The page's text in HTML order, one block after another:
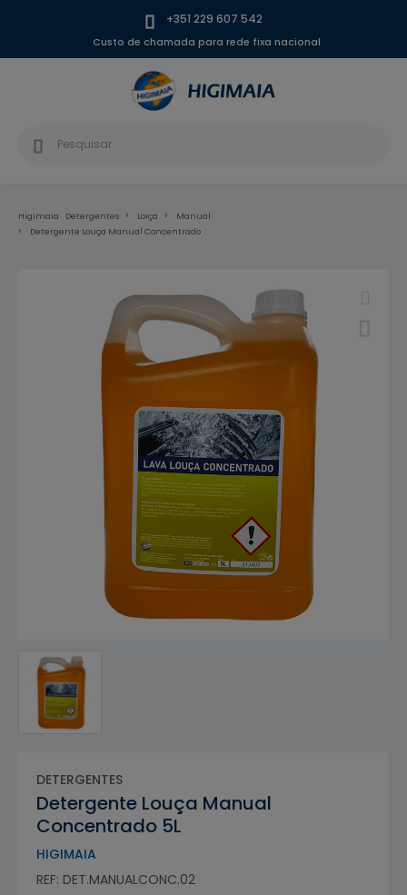
+351 229 607 542
Custo de chamada para rede fixa nacional
Higimaia Detergentes Loiça
Manual
Detergente Louça Manual Concentrado
DETERGENTES
Detergente Louça Manual
Concentrado 5L
HIGIMAIA
REF: DET.MANUALCONC.02